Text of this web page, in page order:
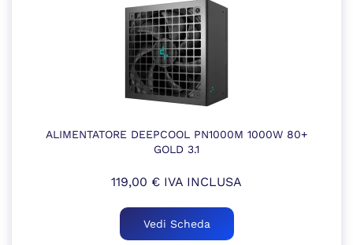
ALIMENTATORE DEEPCOOL PN1000M 1000W 80+
GOLD 3.1
119,00 € IVA INCLUSA
Vedi Scheda